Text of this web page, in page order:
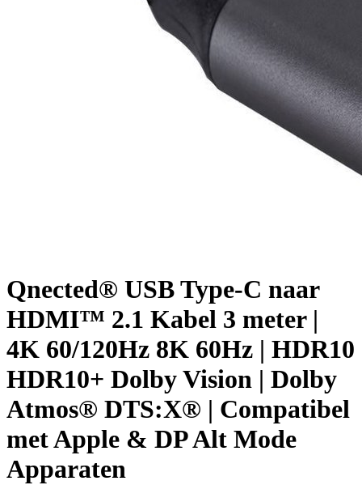
Qnected® USB Type-C naar
HDMI™ 2.1 Kabel 3 meter |
4K 60/120Hz 8K 60Hz | HDR10
HDR10+ Dolby Vision | Dolby
Atmos® DTS:X® | Compatibel
met Apple & DP Alt Mode
Apparaten